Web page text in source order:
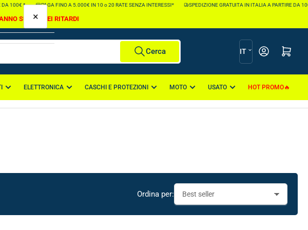
* PAGA FINO A 5.000€ IN 10 o 20 RATE SENZA INTERESSI* SPEDIZIONE GRATUITA IN ITALIA A PARTIRE DA 100€ *
SUBIRE DEI RITARDI
Cerca
L
i
n
u
IT Apri il mini
ELETTRONICA CASCHI E PROTEZIONI MOTO USATO HOT PROMO
Ordina per:
×